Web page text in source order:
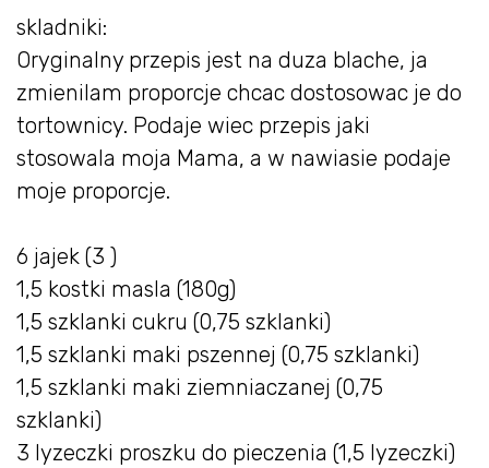
skladniki:
Oryginalny przepis jest na duza blache, ja
zmienilam proporcje chcac dostosowac je do
tortownicy. Podaje wiec przepis jaki
stosowala moja Mama, a w nawiasie podaje
moje proporcje.
6 jajek (3 )
1,5 kostki masla (180g)
1,5 szklanki cukru (0,75 szklanki)
1,5 szklanki maki pszennej (0,75 szklanki)
1,5 szklanki maki ziemniaczanej (0,75
szklanki)
3 lyzeczki proszku do pieczenia (1,5 lyzeczki)